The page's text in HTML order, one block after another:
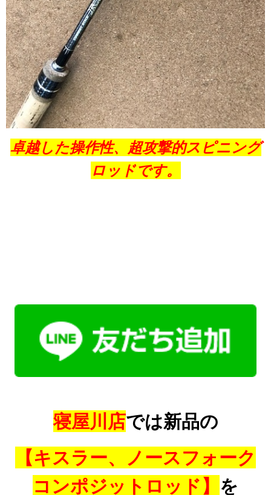
卓越した操作性、超攻撃的スピニング
ロッドです。
寝屋川店では新品の
【キスラー、ノースフォーク
コンポジットロッド】 を